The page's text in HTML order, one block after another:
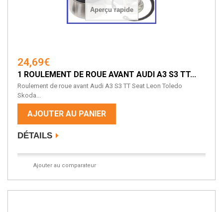
Aperçu rapide
24,69€
1 ROULEMENT DE ROUE AVANT AUDI A3 S3 TT...
Roulement de roue avant Audi A3 S3 TT Seat Leon Toledo
Skoda...
AJOUTER AU PANIER
DÉTAILS
Ajouter au comparateur